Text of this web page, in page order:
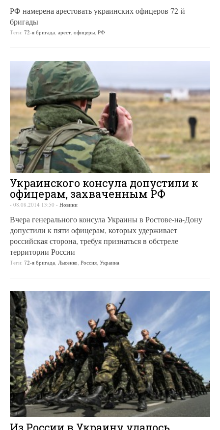
РФ намерена арестовать украинских офицеров 72-й
бригады
Теги: 72-я бригада арест офицеры РФ
Украинского консула допустили к
офицерам, захваченным РФ
- 08.08.2014 13:50 - Новини
Вчера генерального консула Украины в Ростове-на-Дону
допустили к пяти офицерам, которых удерживает
российская сторона, требуя признаться в обстреле
территории России
Теги: 72-я бригада, Лысенко, Россия, Украина